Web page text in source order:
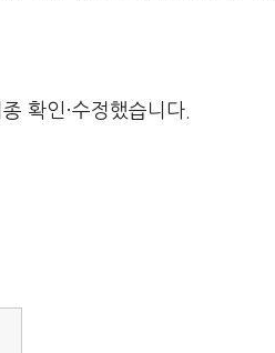
확인·수정했습니다.